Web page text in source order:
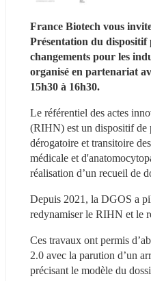
France Biotech vous
Présentation du dispositif
changements pour les
organisé en partenariat
15h30 à 16h30.
Le référentiel des actes
(RIHN) est un dispositif de
dérogatoire et transitoire
médicale et
réalisation d’un recueil de
Depuis 2021, la DGOS a
redynamiser le RIHN et le
Ces travaux ont permis
2.0 avec la parution d’un
précisant le modèle du